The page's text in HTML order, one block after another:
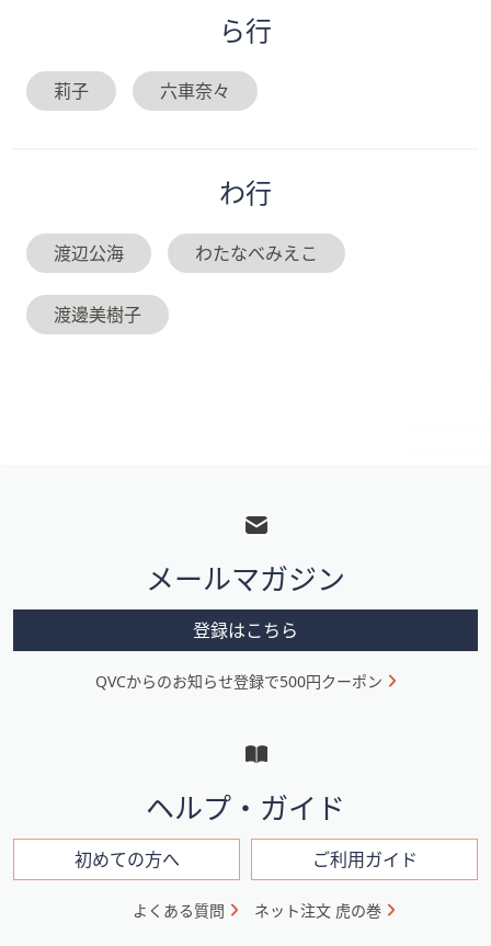
ら行
莉子 六車奈々
わ行
渡辺公海 わたなべみえこ
渡邊美樹子
メ
ニ
ン
メールマガジン
登録はこちら
QVCからのお知らせ登録で500円クーポン
ヘルプ・ガイド
初めての方へ ご利用ガイド
よくある質問 ネット注文 虎の巻